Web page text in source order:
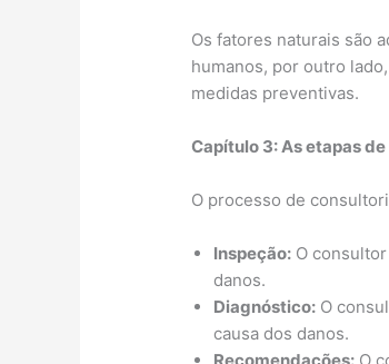
Os fatores naturais são
humanos, por outro
medidas preventivas.
Capítulo 3: As etapas
O processo de
Inspeção: O
danos.
Diagnóstico: O
causa dos danos.
Recomendações: O